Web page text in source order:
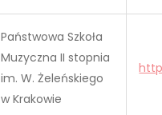
Państwowa Szkoła
Muzyczna II stopnia
im. W. Żeleńskiego
w Krakowie